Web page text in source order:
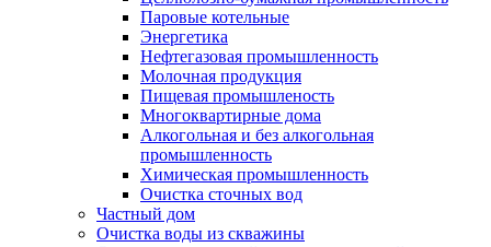
Паровые котельные
Энергетика
Нефтегазовая промышленность
Молочная продукция
Пищевая промышленость
Многоквартирные дома
Алкогольная и без алкогольная
промышленность
Химическая промышленность
Очистка сточных вод
Частный дом
Очистка воды из скважины